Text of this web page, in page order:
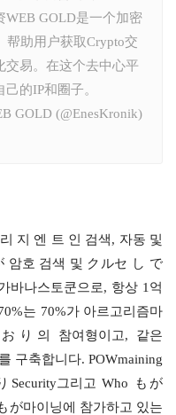
WEB GOLD是一个加密
帮助用户获取Crypto交
交易。在这个去中心平
的IP和圈子。
GOLD (@EnesKronik)
지 엔 트 인 검색, 자동 및
암호 검색 및 クルセ し で
바나스토쿤으로, 항상 1억
는 70%가 아르고리즘마
り의 참여형이고, 같은
구축합니다. POWmaining
Security그리고 Who もが
が마이닝에 참가하고 있는